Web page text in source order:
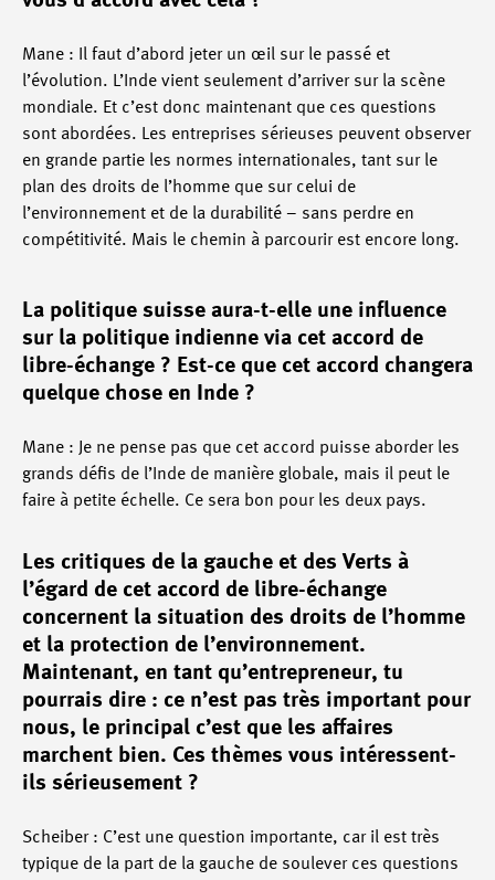
Mane : Il faut d’abord jeter un œil sur le passé et
l’évolution. L’Inde vient seulement d’arriver sur la scène
mondiale. Et c’est donc maintenant que ces questions
sont abordées. Les entreprises sérieuses peuvent observer
en grande partie les normes internationales, tant sur le
plan des droits de l’homme que sur celui de
l’environnement et de la durabilité –­ sans perdre en
compétitivité. Mais le chemin à parcourir est encore long.
La politique suisse aura-t-elle une influence
sur la politique indienne via cet accord de
libre-échange ? Est-ce que cet accord changera
quelque chose en Inde ?
Mane : Je ne pense pas que cet accord puisse aborder les
grands défis de l’Inde de manière globale, mais il peut le
faire à petite échelle. Ce sera bon pour les deux pays.
Les critiques de la gauche et des Verts à
l’égard de cet accord de libre-échange
concernent la situation des droits de l’homme
et la protection de l’environnement.
Maintenant, en tant qu’entrepreneur, tu
pourrais dire : ce n’est pas très important pour
nous, le principal c’est que les affaires
marchent bien. Ces thèmes vous intéressent-
ils sérieusement ?
Scheiber : C’est une question importante, car il est très
typique de la part de la gauche de soulever ces questions